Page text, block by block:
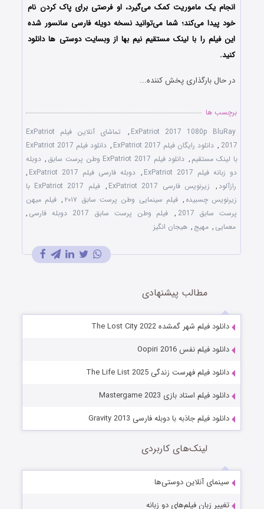
انجام یک ماموریت کمک می‌گیرد، او فرصتی برای پاک کردن نام
خود پیدا می‌کند؛ شما می‌توانید نسخه دویله فارسی سانسور شده
این فیلم را با لینک مستقیم نیم بها از وبسایت دوستی ها دانلود
کنید.
در حال بارگذاری پخش کننده...
برچسب ها
ExPatriot 2017 1080p BluRay
,
تماشای آنلاین فیلم ExPatriot
2017
, دانلود رایگان فیلم ExPatriot 2017 ,
دانلود فیلم ExPatriot 2017
با لینک مستقیم , دانلود فیلم ExPatriot 2017 وطن پرست سابق , دوبله
دو زبانه فیلم ExPatriot 2017
, دوبله فارسی فیلم ExPatriot 2017
,
رازآلود , زیرنویس فارسی ExPatriot 2017 ,
فیلم ExPatriot 2017 با
زیرنویس چسبیده , فیلم سینمایی وطن پرست سابق ۲۰۱۷ , فیلم میهن
پرست سابق 2017
, فیلم وطن پرست سابق 2017 دوبله فارسی
,
معمایی , مهیج , هیجان انگیز
مطالب پیشنهادی
دانلود فیلم شهر گمشده The Lost City 2022
دانلود فیلم نفس Oopiri 2016
دانلود فیلم فهرست زندگی The Life List 2025
دانلود فیلم استاد بازی Mastergame 2023
دانلود فیلم جاذبه با دوبله فارسی Gravity 2013
لینک‌های کاربردی
سینمای آنلاین دوستی‌ها
تغییر زبان فیلم‌های دو زبانه